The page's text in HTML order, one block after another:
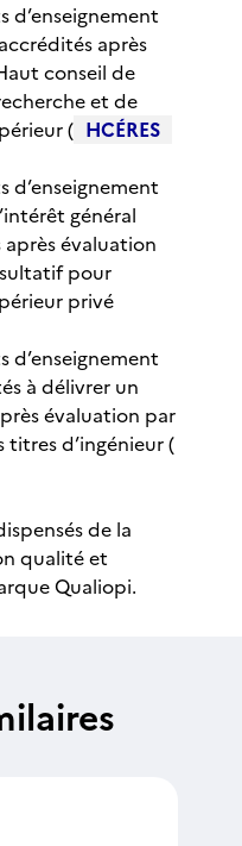
d’enseignement
après
conseil de
et de
( HCÉRES
d’enseignement
général
après évaluation
pour
privé
d’enseignement
à délivrer un
évaluation par
titres d’ingénieur (
de la
qualité et
Qualiopi.